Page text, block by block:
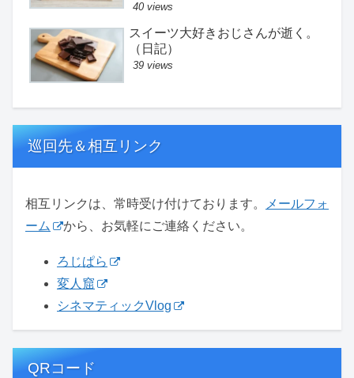
40 views
スイーツ大好きおじさんが逝く。
（日記）
39 views
巡回先＆相互リンク
相互リンクは、常時受け付けております。
メールフォ
ーム
から、お気軽にご連絡ください。
ろじぱら
変人窟
シネマティックVlog
QRコード